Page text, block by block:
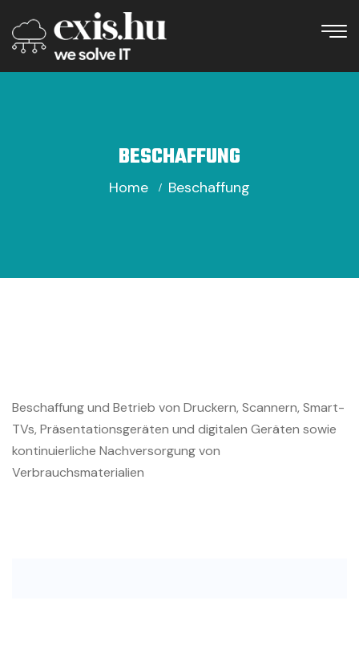
BESCHAFFUNG
Home Beschaffung
Beschaffung und Betrieb von Druckern, Scannern, Smart-
TVs, Präsentationsgeräten und digitalen Geräten sowie
kontinuierliche Nachversorgung von
Verbrauchsmaterialien